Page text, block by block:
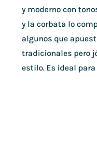
y moderno con
y la corbata lo
algunos que
tradicionales pero
estilo. Es ideal